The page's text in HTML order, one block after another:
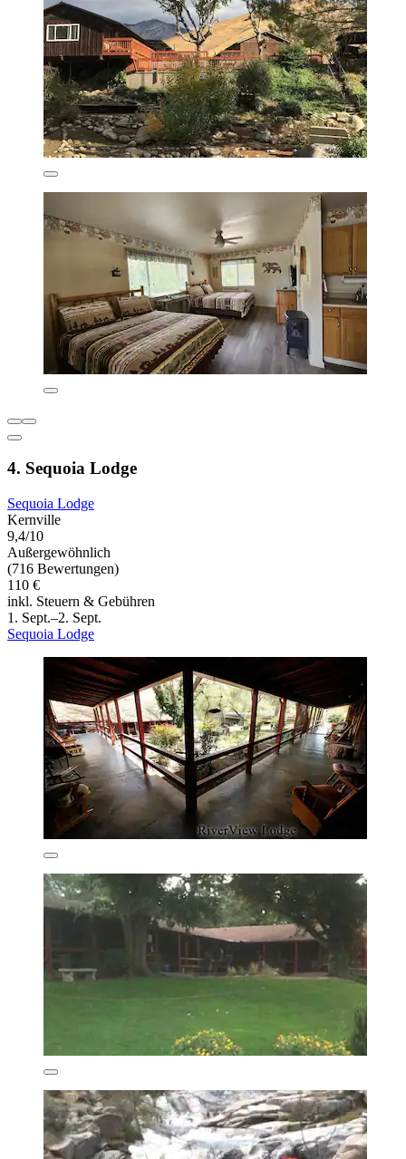
4. Sequoia Lodge
Sequoia Lodge
Kernville
9,4/10
Außergewöhnlich
(716 Bewertungen)
110 €
inkl. Steuern & Gebühren
1. Sept.–2. Sept.
Sequoia Lodge